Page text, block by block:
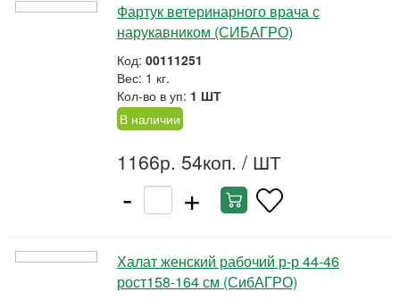
Фартук ветеринарного врача с
нарукавником (СИБАГРО)
Код: 00111251
Вес: 1 кг.
Кол-во в уп: 1 ШТ
В наличии
1166р. 54коп. / ШТ
- +
Халат женский рабочий р-р 44-46
рост158-164 см (СибАГРО)